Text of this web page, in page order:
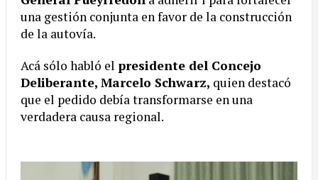
una gestión conjunta en favor de la construcción
de la autovía.
Acá sólo habló el presidente del Concejo
Deliberante, Marcelo Schwarz, quien destacó
que el pedido debía transformarse en una
verdadera causa regional.